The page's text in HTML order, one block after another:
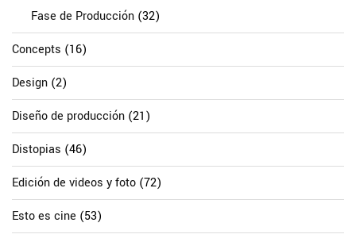
Fase de Producción (32)
Concepts (16)
Design (2)
Diseño de producción (21)
Distopias (46)
Edición de videos y foto (72)
Esto es cine (53)